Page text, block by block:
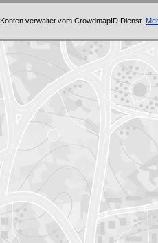
Konten verwaltet vom CrowdmapID Dienst.